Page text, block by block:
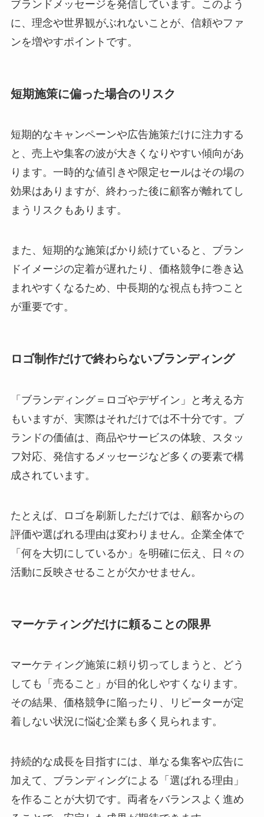
ブランドメッセージを発信しています。このよう
に、理念や世界観がぶれないことが、信頼やファ
ンを増やすポイントです。
短期施策に偏った場合のリスク
短期的なキャンペーンや広告施策だけに注力する
と、売上や集客の波が大きくなりやすい傾向があ
ります。一時的な値引きや限定セールはその場の
効果はありますが、終わった後に顧客が離れてし
まうリスクもあります。
また、短期的な施策ばかり続けていると、ブラン
ドイメージの定着が遅れたり、価格競争に巻き込
まれやすくなるため、中長期的な視点も持つこと
が重要です。
ロゴ制作だけで終わらないブランディング
「ブランディング＝ロゴやデザイン」と考える方
もいますが、実際はそれだけでは不十分です。ブ
ランドの価値は、商品やサービスの体験、スタッ
フ対応、発信するメッセージなど多くの要素で構
成されています。
たとえば、ロゴを刷新しただけでは、顧客からの
評価や選ばれる理由は変わりません。企業全体で
「何を大切にしているか」を明確に伝え、日々の
活動に反映させることが欠かせません。
マーケティングだけに頼ることの限界
マーケティング施策に頼り切ってしまうと、どう
しても「売ること」が目的化しやすくなります。
その結果、価格競争に陥ったり、リピーターが定
着しない状況に悩む企業も多く見られます。
持続的な成長を目指すには、単なる集客や広告に
加えて、ブランディングによる「選ばれる理由」
を作ることが大切です。両者をバランスよく進め